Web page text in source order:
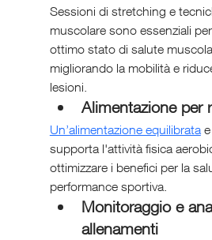
Sessioni di stretching e
muscolare sono essenziali
ottimo stato di salute
migliorando la mobilità e
lesioni.
Alimentazione per
Un’alimentazione equilibrata e
supporta l'attività fisica
ottimizzare i benefici per la
performance sportiva.
Monitoraggio e
allenamenti